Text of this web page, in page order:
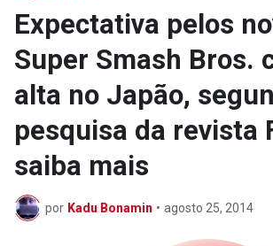
Expectativa pelos
Super Smash Bros.
alta no Japão,
pesquisa da revista
saiba mais
por Kadu Bonamin • agosto 25, 2014